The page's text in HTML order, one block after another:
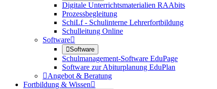
Digitale Unterrichtsmaterialien RAAbits
Prozessbegleitung
SchiLf - Schulinterne Lehrerfortbildung
Schulleitung Online
Software
Software
Schulmanagement-Software EduPage
Software zur Abiturplanung EduPlan
Angebot & Beratung
Fortbildung & Wissen